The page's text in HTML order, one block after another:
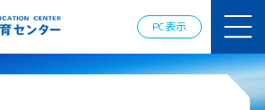
PC表示
ミー
ロスペース